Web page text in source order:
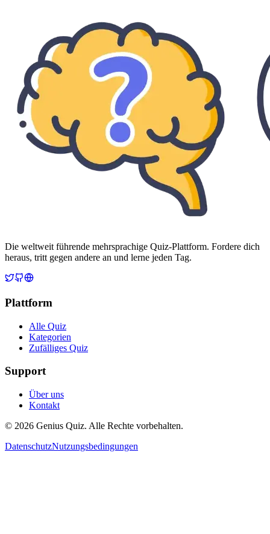
Die weltweit führende mehrsprachige Quiz-Plattform. Fordere dich
heraus, tritt gegen andere an und lerne jeden Tag.
Plattform
Alle Quiz
Kategorien
Zufälliges Quiz
Support
Über uns
Kontakt
© 2026 Genius Quiz. Alle Rechte vorbehalten.
DatenschutzNutzungsbedingungen